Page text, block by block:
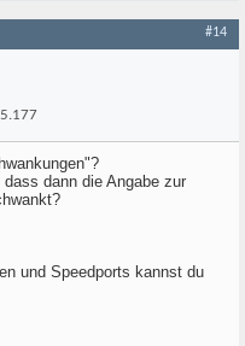
#14
5.177
dann die Angabe zur
und Speedports kannst du